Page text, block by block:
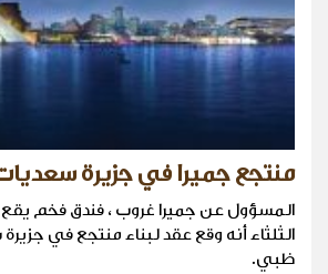
منتجع جميرا في جزيرة
المسؤول عن جميرا غروب ، فندق فخم يقع
الثلثاء أنه وقع عقد لبناء منتجع في
ظبي.